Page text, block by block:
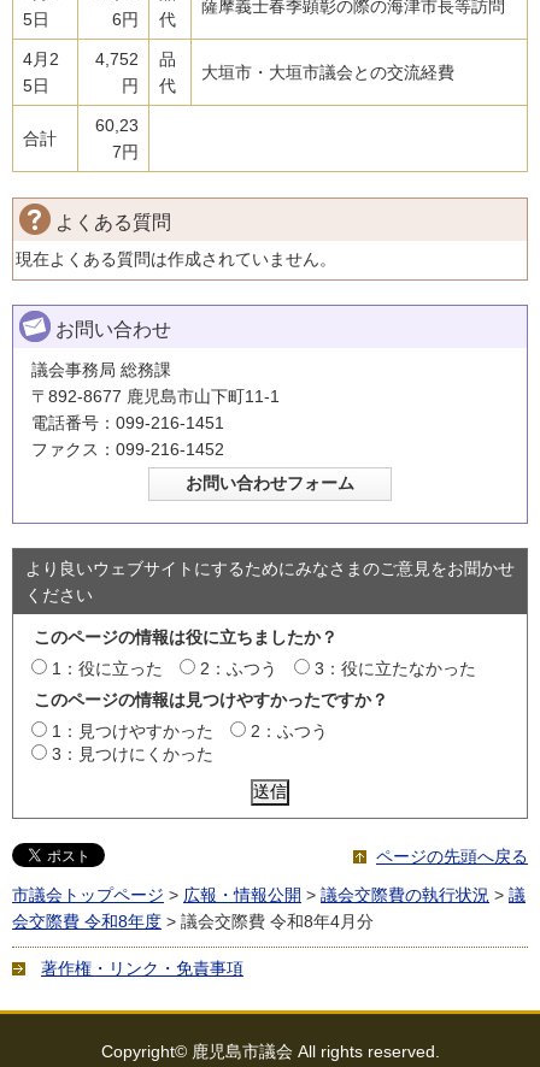
5日
6円
代
薩摩義士春季顕彰の際の海津市長等訪問
4月2
5日
4,752
円
品
代
大垣市・大垣市議会との交流経費
合計
60,23
7円
よくある質問
現在よくある質問は作成されていません。
お問い合わせ
議会事務局 総務課
〒892-8677 鹿児島市山下町11-1
電話番号：099-216-1451
ファクス：099-216-1452
より良いウェブサイトにするためにみなさまのご意見をお聞かせ
ください
このページの情報は役に立ちましたか？
1：役に立った
2：ふつう
3：役に立たなかった
このページの情報は見つけやすかったですか？
1：見つけやすかった
2：ふつう
3：見つけにくかった
ページの先頭へ戻る
市議会トップページ > 広報・情報公開 > 議会交際費の執行状況 > 議
会交際費 令和8年度 > 議会交際費 令和8年4月分
著作権・リンク・免責事項
Copyright© 鹿児島市議会 All rights reserved.